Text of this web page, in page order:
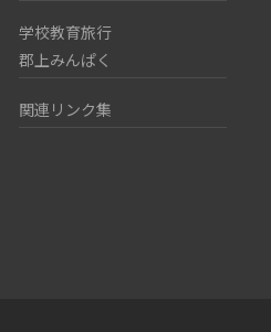
学校教育旅行
郡上みんぱく
関連リンク集